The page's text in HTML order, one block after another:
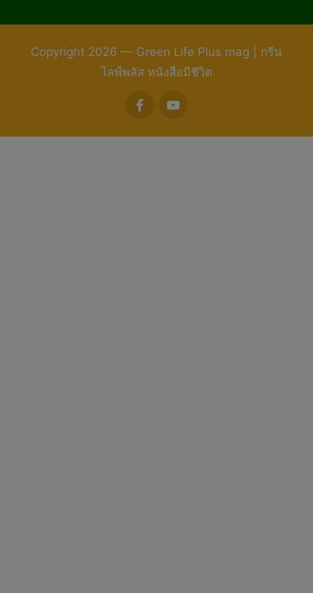
Copyright 2026 — Green Life Plus mag | กรีน
ไลฟ์พลัส หนังสือมีชีวิต
facebookyoutube